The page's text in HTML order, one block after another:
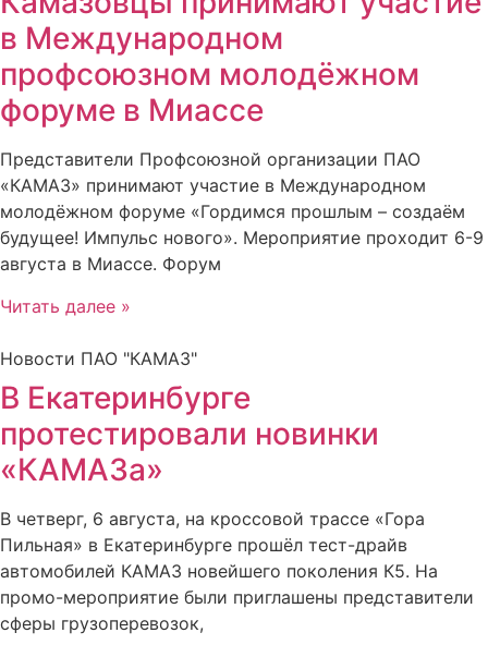
в Международном
профсоюзном молодёжном
форуме в Миассе
Представители Профсоюзной организации ПАО
«КАМАЗ» принимают участие в Международном
молодёжном форуме «Гордимся прошлым – создаём
будущее! Импульс нового». Мероприятие проходит 6-9
августа в Миассе. Форум
Читать далее »
Новости ПАО "КАМАЗ"
В Екатеринбурге
протестировали новинки
«КАМАЗа»
В четверг, 6 августа, на кроссовой трассе «Гора
Пильная» в Екатеринбурге прошёл тест-драйв
автомобилей КАМАЗ новейшего поколения К5. На
промо-мероприятие были приглашены представители
сферы грузоперевозок,